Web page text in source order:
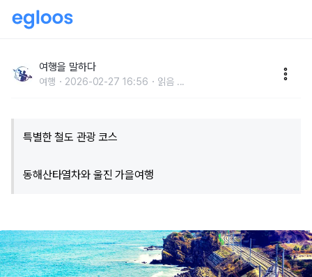
이색 여행여행을 말하다
여행 2026-02-27 16:56 읽음 ...
특별한 철도 관광 코스
동해산타열차와 울진 가을여행